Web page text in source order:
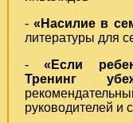
-«Насилие в
литературы для
-«Если
Тренинг
руководителей и